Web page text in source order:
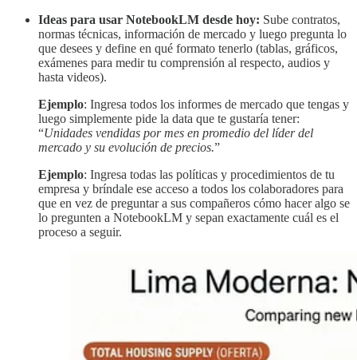
Ideas para usar NotebookLM desde hoy: Sube contratos,
normas técnicas, información de mercado y luego pregunta lo
que desees y define en qué formato tenerlo (tablas, gráficos,
exámenes para medir tu comprensión al respecto, audios y
hasta videos).
Ejemplo: Ingresa todos los informes de mercado que tengas y
luego simplemente pide la data que te gustaría tener:
“Unidades vendidas por mes en promedio del líder del
mercado y su evolución de precios.”
Ejemplo: Ingresa todas las políticas y procedimientos de tu
empresa y bríndale ese acceso a todos los colaboradores para
que en vez de preguntar a sus compañeros cómo hacer algo se
lo pregunten a NotebookLM y sepan exactamente cuál es el
proceso a seguir.